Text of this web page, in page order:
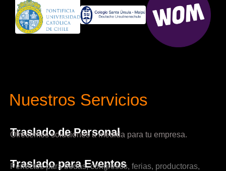
Nuestros Servicios
Traslado de Personal
Ofrecemos soluciones a medida para tu empresa.
Traslado para Eventos
Perfectos para bodas, congresos, ferias, productoras,